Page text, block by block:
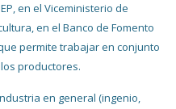
en el Viceministerio de
en el Banco de Fomento
permite trabajar en conjunto
productores.
en general (ingenio,